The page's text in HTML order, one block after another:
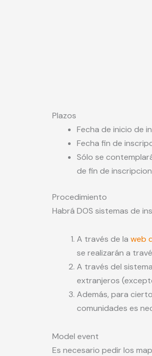
Plazos
Fecha de inicio de
Fecha fin de
Sólo se
de fin de
Procedimiento
Habrá DOS sistemas de
A través de la web
se realizarán a
A través del sistema
extranjeros
Además, para
comunidades es
Model event
Es necesario pedir los